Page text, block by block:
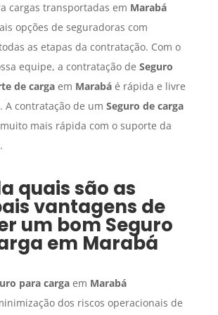
cargas transportadas em Marabá
opções de seguradoras com
as etapas da contratação. Com o
equipe, a contratação de Seguro
de cargaem Marabáé rápida e livre
A contratação de um Seguro de carga
mais rápida com o suporte da
quais são as
vantagens de
um bomSeguro
em Marabá
para cargaem Marabá
dos riscos operacionais de